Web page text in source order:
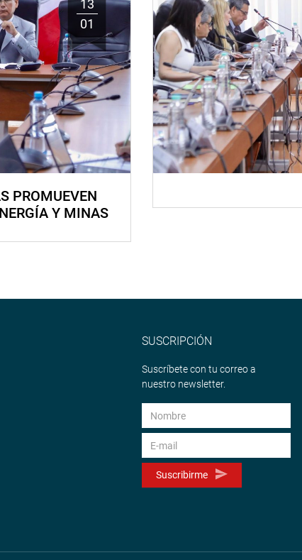
13
01
PROMUEVEN
Y MINAS
SUSCRIPCIÓN
Suscríbete con tu correo a
nuestro newsletter.
Suscribirme